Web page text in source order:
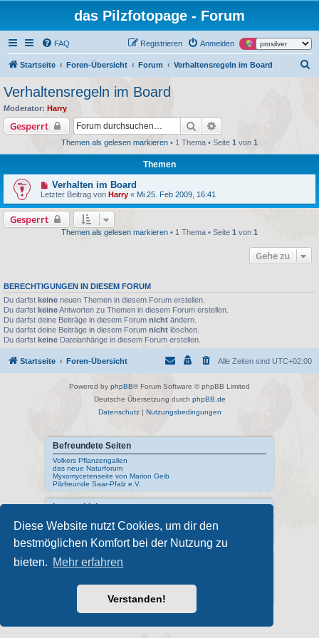
Diese Website nutzt Cookies, um dir den
bestmöglichen Komfort bei der Nutzung zu
bieten. Mehr erfahren
Verstanden!
das Pilzfotopage - Forum
FAQ Anmelden
Registrieren
Startseite Foren-Übersicht Forum Verhaltensregeln im Board
Verhaltensregeln im Board
Moderator: Harry
Gesperrt Suche
Themen als gelesen markieren • 1 Thema • Seite 1 von 1
Themen
Verhalten im Board
Letzter Beitrag von Harry « Mi 25. Feb 2009, 16:41
Gesperrt
Themen als gelesen markieren • 1 Thema • Seite 1 von 1
Gehe zu
BERECHTIGUNGEN IN DIESEM FORUM
Du darfst keine neuen Themen in diesem Forum erstellen.
Du darfst keineAntworten zu Themen in diesem Forum erstellen.
Du darfst deine Beiträge in diesem Forum nicht ändern.
Du darfst deine Beiträge in diesem Forum nicht löschen.
Du darfst keine Dateianhänge in diesem Forum erstellen.
Startseite Foren-Übersicht Alle Zeiten sind UTC+02:00
Powered by phpBB® Forum Software © phpBB Limited
Deutsche Übersetzung durch phpBB.de
Datenschutz| Nutzungsbedingungen
Befreundete Seiten
Volkers Pflanzengallen
das neue Naturforum
Myxomycetenseite von Marion Geib
Pilzfreunde Saar-Pfalz e.V.
Interne Links
Mykologisches Lexikon
meine Naturfotos
Pilzfotopage - Suchmaschine
Externe Links
Deutsche Gesellschaft für Mykologie